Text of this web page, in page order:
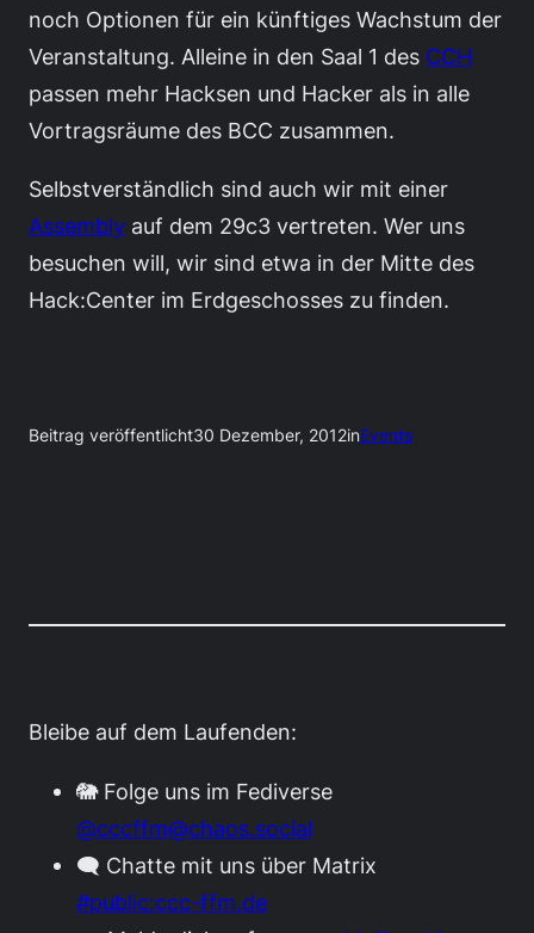
noch Optionen für ein künftiges Wachstum der
Veranstaltung. Alleine in den Saal 1 des CCH
passen mehr Hacksen und Hacker als in alle
Vortragsräume des BCC zusammen.
Selbstverständlich sind auch wir mit einer
Assembly auf dem 29c3 vertreten. Wer uns
besuchen will, wir sind etwa in der Mitte des
Hack:Center im Erdgeschosses zu finden.
Beitrag veröffentlicht30 Dezember, 2012inEvents
Bleibe auf dem Laufenden:
🐘 Folge uns im Fediverse
@cccffm@chaos.social
🗨️ Chatte mit uns über Matrix
#public:ccc-ffm.de